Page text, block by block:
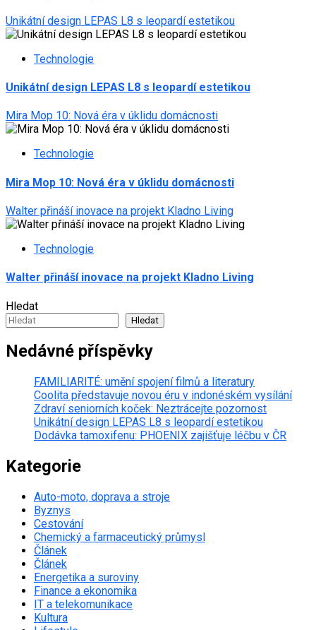
Unikátní design LEPAS L8 s leopardí estetikou
Technologie
Unikátní design LEPAS L8 s leopardí estetikou
Mira Mop 10: Nová éra v úklidu domácnosti
Technologie
Mira Mop 10: Nová éra v úklidu domácnosti
Walter přináší inovace na projekt Kladno Living
Technologie
Walter přináší inovace na projekt Kladno Living
Hledat
Hledat
Nedávné příspěvky
FAMILIARITÉ: umění spojení filmů a literatury
Coolita představuje novou éru v indonéském vysílání
Zdraví seniorních koček: Neztrácejte pozornost
Unikátní design LEPAS L8 s leopardí estetikou
Dodávka tamoxifenu: PHOENIX zajišťuje léčbu v ČR
Kategorie
Auto-moto, doprava a stroje
Byznys
Cestování
Chemický a farmaceutický průmysl
Článek
Článek
Energetika a suroviny
Finance a ekonomika
IT a telekomunikace
Kultura